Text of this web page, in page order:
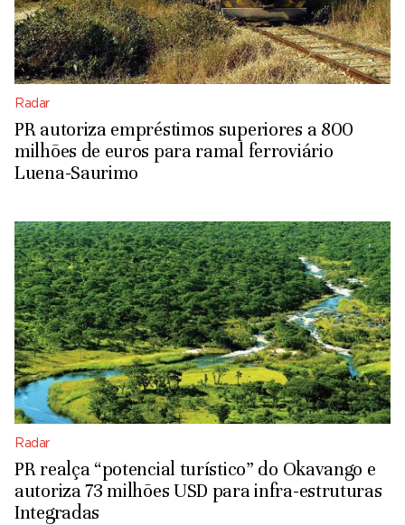
Radar
PR autoriza empréstimos superiores a 800
milhões de euros para ramal ferroviário
Luena-Saurimo
Radar
PR realça “potencial turístico” do Okavango e
autoriza 73 milhões USD para infra-estruturas
Integradas